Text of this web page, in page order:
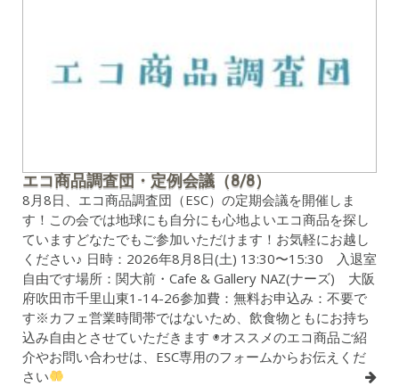
エコ商品調査団・定例会議（8/8）
8月8日、エコ商品調査団（ESC）の定期会議を開催しま
す！この会では地球にも自分にも心地よいエコ商品を探し
ていますどなたでもご参加いただけます！お気軽にお越し
ください♪ 日時：2026年8月8日(土) 13:30〜15:30 入退室
自由です場所：関大前・Cafe & Gallery NAZ(ナーズ) 大阪
府吹田市千里山東1-14-26参加費：無料お申込み：不要で
す※カフェ営業時間帯ではないため、飲食物ともにお持ち
込み自由とさせていただきます ◉オススメのエコ商品ご紹
介やお問い合わせは、ESC専用のフォームからお伝えくだ
さい